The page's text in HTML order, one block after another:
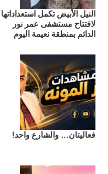
النيل الأبيض تكمل استعداداتها
لافتتاح مستشفى عمر نور
الدائم بمنطقة نعيمة اليوم
فعاليتان… والشارع واحد!